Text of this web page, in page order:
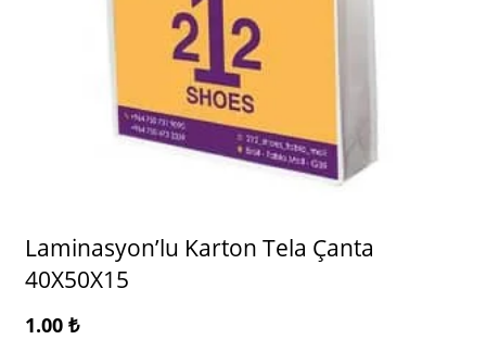
Laminasyon’lu Karton Tela Çanta
40X50X15
1.00 ₺